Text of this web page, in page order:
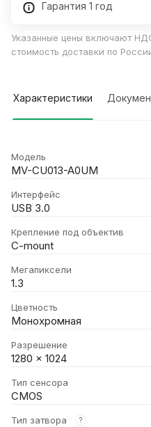
Гарантия 1 год
Указанные цены включают
стоимость доставки по
Характеристики
Модель
MV-CU013-A0UM
Интерфейс
USB 3.0
Крепление под объектив
C-mount
Мегапиксели
1.3
Цветность
Монохромная
Разрешение
1280 x 1024
Тип сенсора
CMOS
Тип затвора ?